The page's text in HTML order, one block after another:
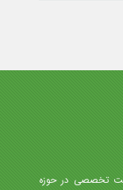
تخصصی در حوزه